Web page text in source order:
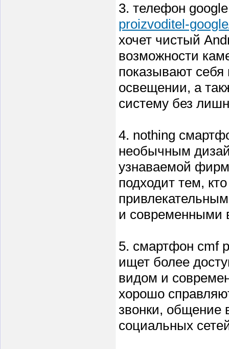
3. телефон
proizvoditel-
хочет чистый
возможности
показывают
освещении, а
систему без
4. nothing
необычным
узнаваемой
подходит тем,
и современными
5. смартфон cmf
ищет более
видом и
хорошо
звонки, общение
социальных